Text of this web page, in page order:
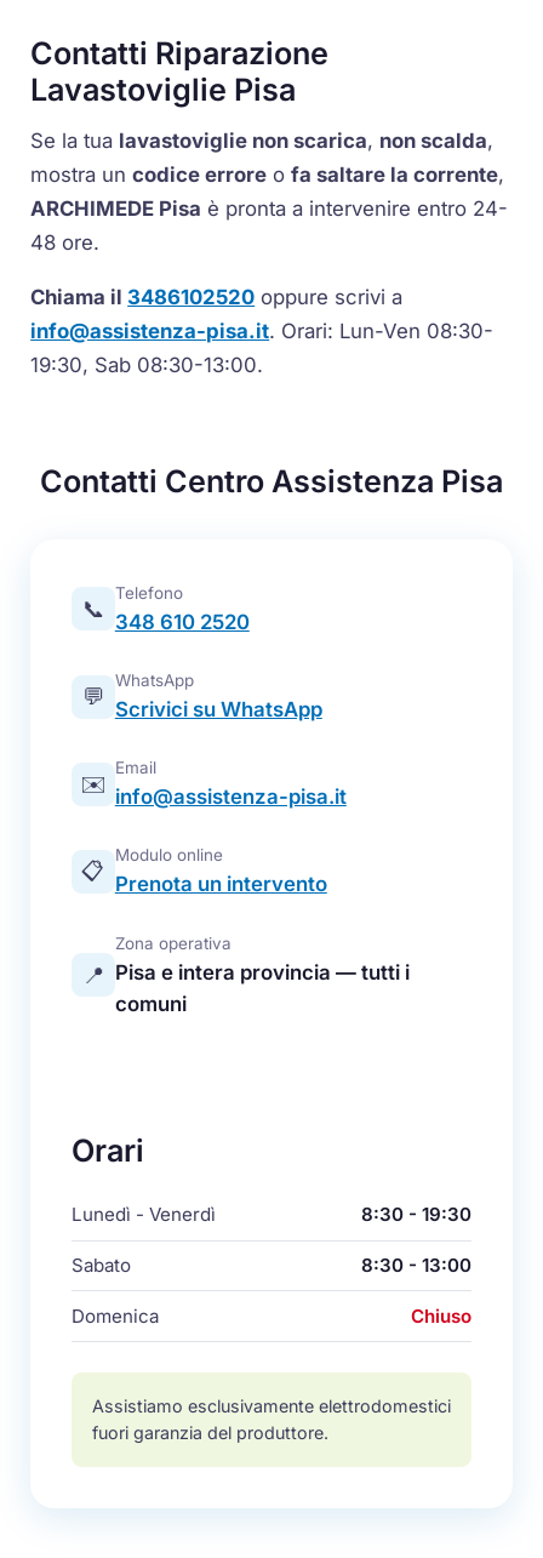
Contatti Riparazione
Lavastoviglie Pisa
Se la tua lavastoviglie non scarica, non scalda,
mostra uncodice errore ofa saltare la corrente,
ARCHIMEDE Pisa è pronta a intervenire entro 24-
48 ore.
Chiama il 3486102520 oppure scrivi a
info@assistenza-pisa.it. Orari: Lun-Ven 08:30-
19:30, Sab 08:30-13:00.
Contatti Centro Assistenza Pisa
📞
Telefono
348 610 2520
💬
WhatsApp
Scrivici su WhatsApp
✉️
Email
info@assistenza-pisa.it
📋
Modulo online
Prenota un intervento
📍
Zona operativa
Pisa e intera provincia — tutti i
comuni
Orari
Lunedì - Venerdì 8:30 - 19:30
Sabato 8:30 - 13:00
Domenica Chiuso
Assistiamo esclusivamente elettrodomestici
fuori garanzia del produttore.